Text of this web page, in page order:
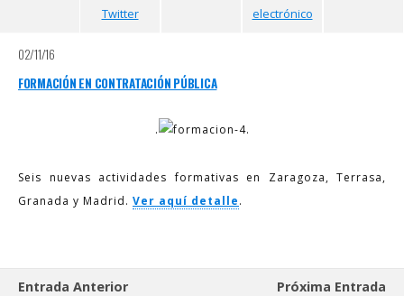
Twitter
electrónico
02/11/16
FORMACIÓN EN CONTRATACIÓN PÚBLICA
. .
Seis nuevas actividades formativas en Zaragoza, Terrasa,
Granada y Madrid. Ver aquí detalle.
Entrada Anterior
Próxima Entrada